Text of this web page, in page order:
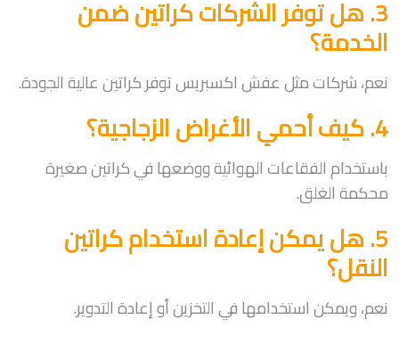
3. هل توفر الشركات كراتين ضمن
الخدمة؟
نعم، شركات مثل عفش اكسبريس توفر كراتين عالية الجودة.
4. كيف أحمي الأغراض الزجاجية؟
باستخدام الفقاعات الهوائية ووضعها في كراتين صغيرة
محكمة الغلق.
5. هل يمكن إعادة استخدام كراتين
النقل؟
نعم، ويمكن استخدامها في التخزين أو إعادة التدوير.